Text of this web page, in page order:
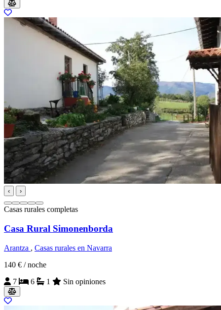
‹ ›
Casas rurales completas
Casa Rural Simonenborda
Arantza , Casas rurales en Navarra
140 € / noche
7
6 1 Sin opiniones